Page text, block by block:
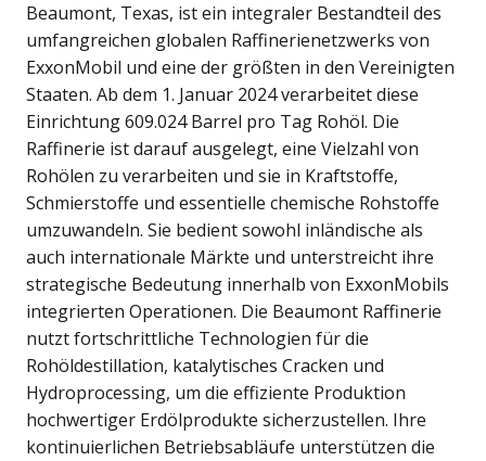
Beaumont, Texas, ist ein integraler Bestandteil des
umfangreichen globalen Raffinerienetzwerks von
ExxonMobil und eine der größten in den Vereinigten
Staaten. Ab dem 1. Januar 2024 verarbeitet diese
Einrichtung 609.024 Barrel pro Tag Rohöl. Die
Raffinerie ist darauf ausgelegt, eine Vielzahl von
Rohölen zu verarbeiten und sie in Kraftstoffe,
Schmierstoffe und essentielle chemische Rohstoffe
umzuwandeln. Sie bedient sowohl inländische als
auch internationale Märkte und unterstreicht ihre
strategische Bedeutung innerhalb von ExxonMobils
integrierten Operationen. Die Beaumont Raffinerie
nutzt fortschrittliche Technologien für die
Rohöldestillation, katalytisches Cracken und
Hydroprocessing, um die effiziente Produktion
hochwertiger Erdölprodukte sicherzustellen. Ihre
kontinuierlichen Betriebsabläufe unterstützen die